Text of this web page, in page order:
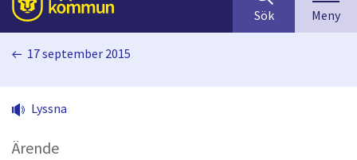
Till sidans
innehåll
på
Sök Meny
17 september 2015
Lyssna
Ärende